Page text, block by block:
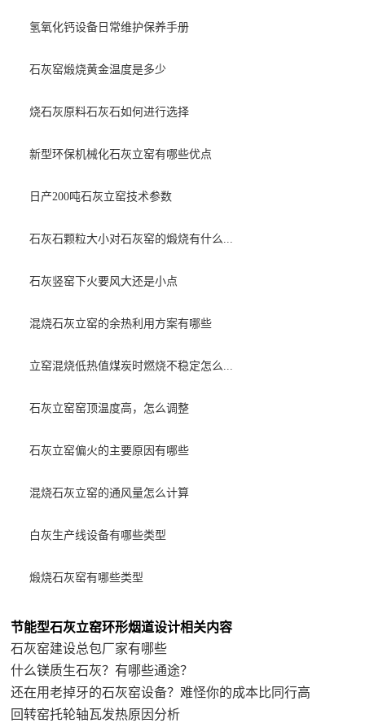
氢氧化钙设备日常维护保养手册
石灰窑煅烧黄金温度是多少
烧石灰原料石灰石如何进行选择
新型环保机械化石灰立窑有哪些优点
日产200吨石灰立窑技术参数
石灰石颗粒大小对石灰窑的煅烧有什么...
石灰竖窑下火要风大还是小点
混烧石灰立窑的余热利用方案有哪些
立窑混烧低热值煤炭时燃烧不稳定怎么...
石灰立窑窑顶温度高，怎么调整
石灰立窑偏火的主要原因有哪些
混烧石灰立窑的通风量怎么计算
白灰生产线设备有哪些类型
煅烧石灰窑有哪些类型
节能型石灰立窑环形烟道设计相关内容
石灰窑建设总包厂家有哪些
什么镁质生石灰？有哪些通途？
还在用老掉牙的石灰窑设备？难怪你的成本比同行高
回转窑托轮轴瓦发热原因分析